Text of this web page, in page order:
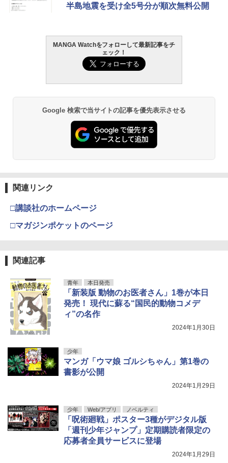
半島地震を受け全5号分が順次無料公開
MANGA Watchをフォローして最新記事をチ
ェック！
Google 検索で当サイトの記事を優先表示させる
関連リンク
□講談社のホームページ
□マガジンポケットのページ
関連記事
青年 本日発売
「新装版 動物のお医者さん」1巻が本日
発売！ 現代に蘇る“国民的動物コメデ
ィ”の名作
2024年1月30日
少年
マンガ「ウマ娘 ゴルシちゃん」第1巻の
書影が公開
2024年1月29日
少年 Web/アプリ ノベルティ
「呪術廻戦」ポスター3種がデジタル版
「週刊少年ジャンプ」定期購読者限定の
応募者全員サービスに登場
2024年1月29日